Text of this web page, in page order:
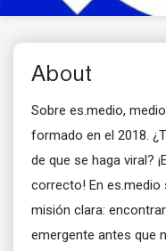
About
Sobre es.medio,
formado en el 2018.
de que se haga viral?
correcto! En
misión clara:
emergente antes que